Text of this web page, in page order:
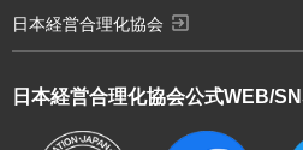
日本経営合理化協会公式WEB/
日本経営合理化協会 exit_to_app